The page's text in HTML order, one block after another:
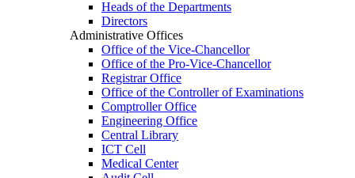
Heads of the Departments
Directors
Administrative Offices
Office of the Vice-Chancellor
Office of the Pro-Vice-Chancellor
Registrar Office
Office of the Controller of Examinations
Comptroller Office
Engineering Office
Central Library
ICT Cell
Medical Center